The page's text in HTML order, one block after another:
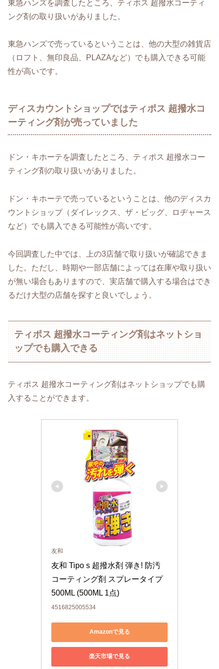
東急ハンズを調査したところ、ティポス 超撥水コーティ
ング剤の取り扱いがありました。
東急ハンズで売っているということは、他の大型の雑貨店
（ロフト、無印良品、PLAZAなど）でも購入できる可能
性が高いです。
ディスカウントショップではティポス 超撥水コ
ーティング剤が売っていました
ドン・キホーテを調査したところ、ティポス 超撥水コー
ティング剤の取り扱いがありました。
ドン・キホーテで売っているということは、他のディスカ
ウントショップ（ダイレックス、ザ・ビッグ、ロヂャース
など）でも購入できる可能性が高いです。
今回調査した中では、上の3店舗で取り扱いが確認できま
した。ただし、時期や一部店舗によっては在庫や取り扱い
が無い場合もありますので、実店舗で購入する場合はでき
るだけ大型の店舗を探すと良いでしょう。
ティポス 超撥水コーティング剤はネットショ
ップでも購入できる
ティポス 超撥水コーティング剤はネットショップでも購
入することができます。
友和
友和 Tipo s 超撥水剤 弾き! 防汚
コーティング剤 スプレータイプ
500ML (500ML 1点)
4516825005534
Amazonで見る
楽天市場で見る